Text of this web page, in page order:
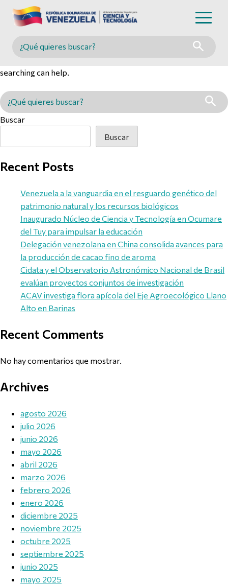
Buscar en MINCYT
searching can help.
Buscar en MINCYT
Buscar
Buscar
Recent Posts
Venezuela a la vanguardia en el resguardo genético del
patrimonio natural y los recursos biológicos
Inaugurado Núcleo de Ciencia y Tecnología en Ocumare
del Tuy para impulsar la educación
Delegación venezolana en China consolida avances para
la producción de cacao fino de aroma
Cidata y el Observatorio Astronómico Nacional de Brasil
evalúan proyectos conjuntos de investigación
ACAV investiga flora apícola del Eje Agroecológico Llano
Alto en Barinas
Recent Comments
No hay comentarios que mostrar.
Archives
agosto 2026
julio 2026
junio 2026
mayo 2026
abril 2026
marzo 2026
febrero 2026
enero 2026
diciembre 2025
noviembre 2025
octubre 2025
septiembre 2025
junio 2025
mayo 2025